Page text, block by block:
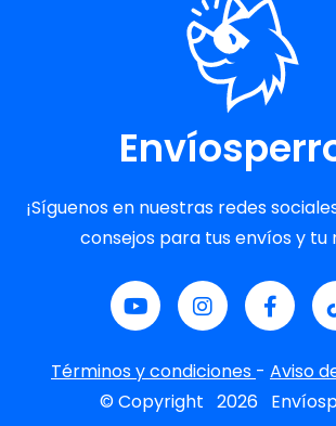
¡Síguenos en nuestras redes
consejos para tus envíos y tu
Términos y condiciones - Aviso
© Copyright 2026